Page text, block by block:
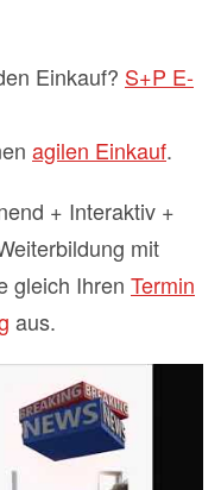
Einkauf? S+P E-
agilen Einkauf.
+ Interaktiv +
mit
gleich Ihren Termin
aus.